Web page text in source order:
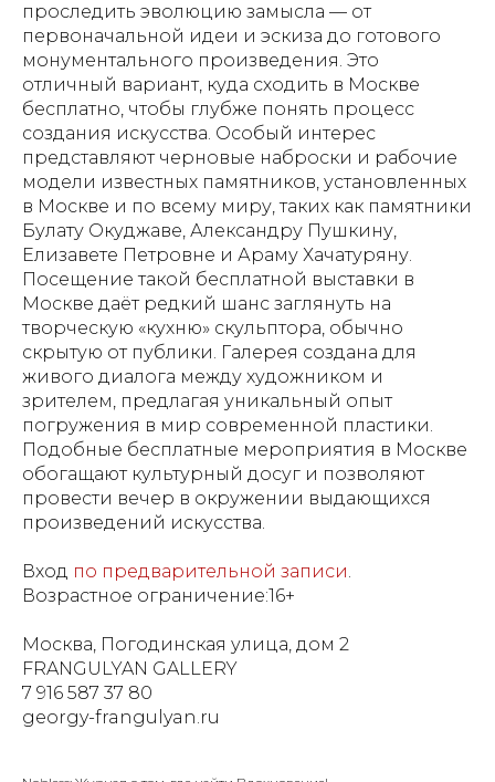
проследить эволюцию замысла — от
первоначальной идеи и эскиза до готового
монументального произведения. Это
отличный вариант, куда сходить в Москве
бесплатно, чтобы глубже понять процесс
создания искусства. Особый интерес
представляют черновые наброски и рабочие
модели известных памятников, установленных
в Москве и по всему миру, таких как памятники
Булату Окуджаве, Александру Пушкину,
Елизавете Петровне и Араму Хачатуряну.
Посещение такой бесплатной выставки в
Москве даёт редкий шанс заглянуть на
творческую «кухню» скульптора, обычно
скрытую от публики. Галерея создана для
живого диалога между художником и
зрителем, предлагая уникальный опыт
погружения в мир современной пластики.
Подобные бесплатные мероприятия в Москве
обогащают культурный досуг и позволяют
провести вечер в окружении выдающихся
произведений искусства.
Вход по предварительной записи.
Возрастное ограничение:16+
Москва, Погодинская улица, дом 2
FRANGULYAN GALLERY
7 916 587 37 80
georgy-frangulyan.ru